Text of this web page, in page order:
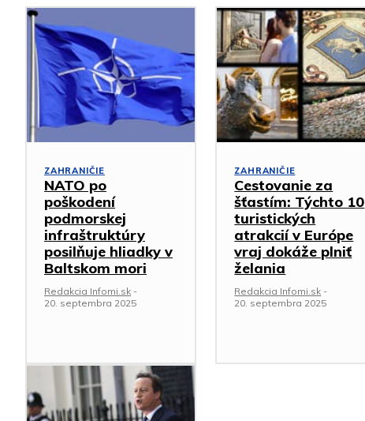
ZAHRANIČIE
NATO po
poškodení
podmorskej
infraštruktúry
posilňuje hliadky v
Baltskom mori
Redakcia Infomi.sk -
20. septembra 2025
ZAHRANIČIE
Cestovanie za
šťastím: Týchto 10
turistických
atrakcií v Európe
vraj dokáže plniť
želania
Redakcia Infomi.sk -
20. septembra 2025